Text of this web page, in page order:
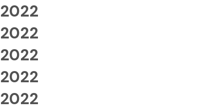
2022
2022
2022
2022
2022